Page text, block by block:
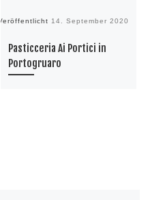
Veröffentlicht 14. September 2020
Pasticceria Ai Portici in
Portogruaro